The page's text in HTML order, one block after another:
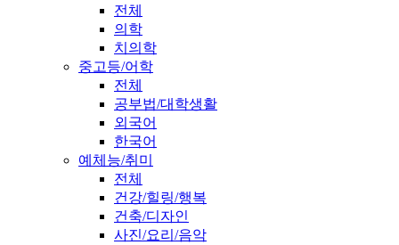
전체
의학
치의학
중고등/어학
전체
공부법/대학생활
외국어
한국어
예체능/취미
전체
건강/힐링/행복
건축/디자인
사진/요리/음악